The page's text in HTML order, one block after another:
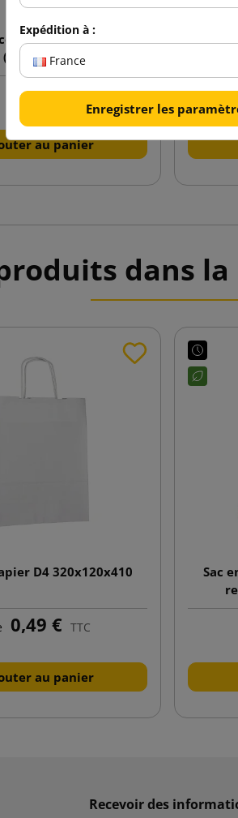
pour emballage
de 240 pièces.)
46,94 € TTC
au panier
dans
D4 320x120x410
0,49 € TTC
au panier
Sac
Recevoir des
Expédition à :
France
Enregistrer les